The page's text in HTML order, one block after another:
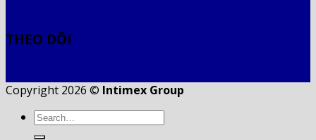
THEO DÕI
Copyright 2026 © Intimex Group